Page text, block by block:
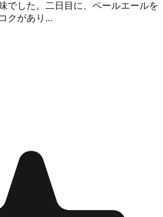
でした。二日目に、ペールエールを
クがあり...